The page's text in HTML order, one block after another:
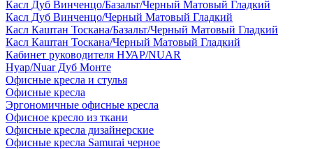
Касл Дуб Винченцо/Базальт/Черный Матовый Гладкий
Касл Дуб Винченцо/Черный Матовый Гладкий
Касл Каштан Тоскана/Базальт/Черный Матовый Гладкий
Касл Каштан Тоскана/Черный Матовый Гладкий
Кабинет руководителя НУАР/NUAR
Нуар/Nuar Дуб Монте
Офисные кресла и стулья
Офисные кресла
Эргономичные офисные кресла
Офисное кресло из ткани
Офисные кресла дизайнерские
Офисные кресла Samurai черное